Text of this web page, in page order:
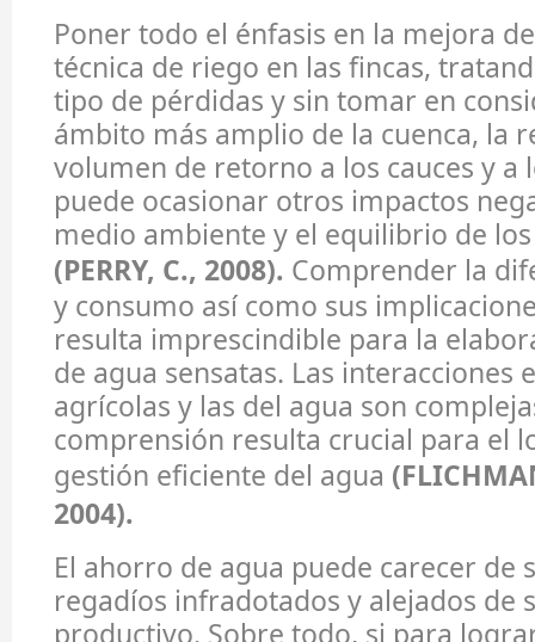
Poner todo el énfasis en la mejora
técnica de riego en las fincas,
tipo de pérdidas y sin tomar en
ámbito más amplio de la cuenca, la
volumen de retorno a los cauces y a
puede ocasionar otros impactos
medio ambiente y el equilibrio de
(PERRY, C., 2008). Comprender la
y consumo así como sus
resulta imprescindible para la
de agua sensatas. Las interacciones
agrícolas y las del agua son
comprensión resulta crucial para el
gestión eficiente del agua
2004).
El ahorro de agua puede carecer de
regadíos infradotados y alejados de
productivo. Sobre todo, si para